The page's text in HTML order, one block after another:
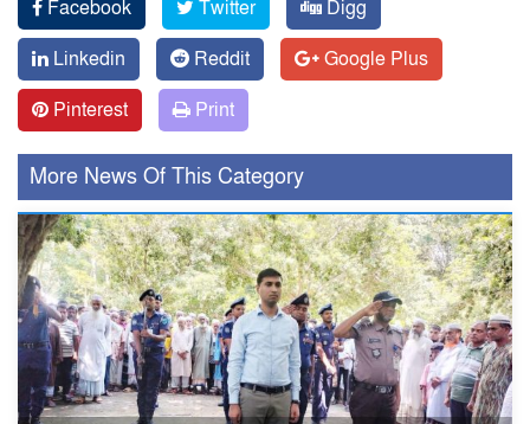
Facebook Twitter
Digg
Linkedin
Reddit
Google Plus
Pinterest
Print
More News Of This Category